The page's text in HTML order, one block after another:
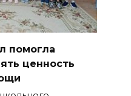
помогла
ценность